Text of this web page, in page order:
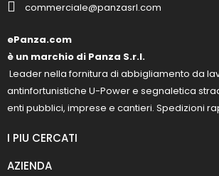
commerciale@panzasrl.com
ePanza.com
è un marchio di Panza S.r.l.
Leader nella fornitura di abbigliamento da
antinfortunistiche U-Power e segnaletica
enti pubblici, imprese e cantieri. Spedizioni
I PIU CERCATI
AZIENDA